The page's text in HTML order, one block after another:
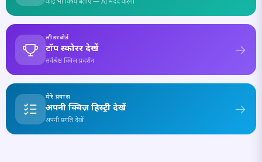
कोई भी विषय बताएँ — AI मदद करेगा
लीडरबोर्ड
टॉप स्कोरर देखें
सर्वश्रेष्ठ क्विज़ प्रदर्शन
मेरे प्रयास
अपनी क्विज़ हिस्ट्री देखें
अपनी प्रगति देखें